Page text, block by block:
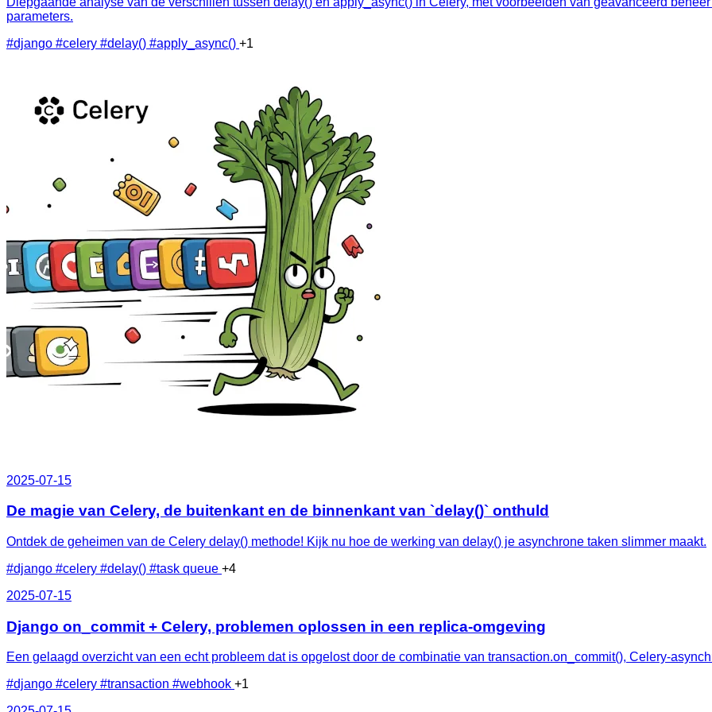
parameters.
#django #celery #delay() #apply_async() +1
2025-07-15
De magie van Celery, de buitenkant en de binnenkant van `delay()` onthuld
Ontdek de geheimen van de Celery delay() methode! Kijk nu hoe de werking van delay() je asynchrone taken slimmer maakt.
#django #celery #delay() #task queue +4
2025-07-15
Django on_commit + Celery, problemen oplossen in een replica-omgeving
Een gelaagd overzicht van een echt probleem dat is opgelost door de combinatie van transaction.on_commit(), Celery-
#django #celery #transaction #webhook +1